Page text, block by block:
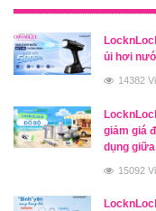
ủi hơi
14382
giảm giá
dụng
15092